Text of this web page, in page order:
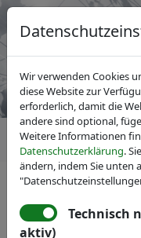
IVAM Fachverband für
Pressemitteilungen
Wir verwenden Cookies
diese Website zur
erforderlich, damit die
andere sind optional,
Weitere Informationen
Datenschutzerklärung.
ändern, indem Sie unten
Technisch
aktiv)